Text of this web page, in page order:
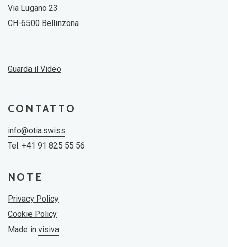
Via Lugano 23
CH-6500 Bellinzona
Guarda il Video
CONTATTO
info@otia.swiss
Tel: +41 91 825 55 56
NOTE
Privacy Policy
Cookie Policy
Made in visiva